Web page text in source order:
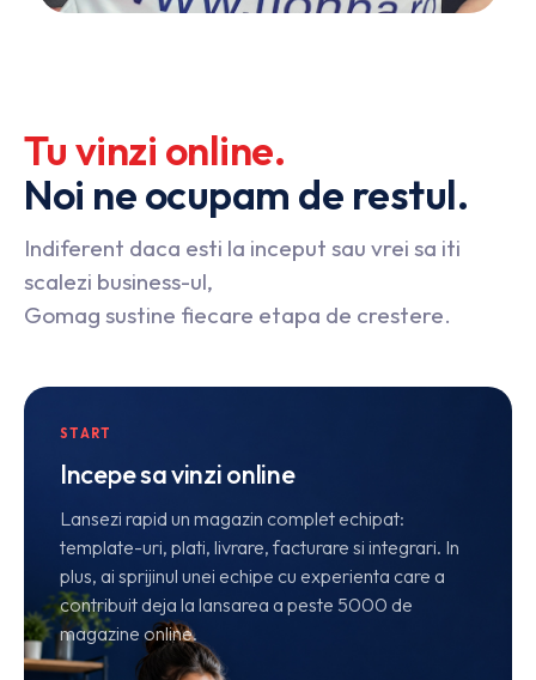
Tuvinzi online.
Noi neocupam de restul.
Indiferent daca esti la inceput sau vrei sa iti
scalezi business-ul,
Gomag sustine fiecare etapa de crestere.
START
Incepe sa vinzi online
Lansezi rapid un magazin complet echipat:
template-uri, plati, livrare, facturare si integrari. In
plus, ai sprijinul unei echipe cu experienta care a
contribuit deja la lansarea a peste 5000 de
magazine online.